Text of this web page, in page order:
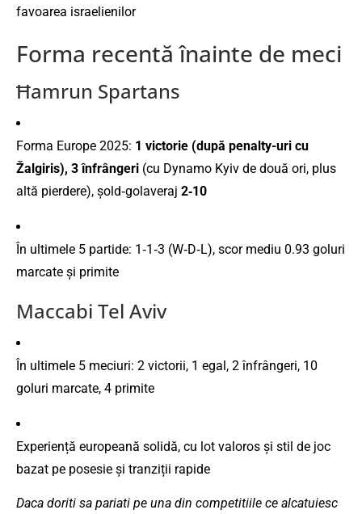
favoarea israelienilor
Forma recentă înainte de meci
Ħamrun Spartans
Forma Europe 2025: 1 victorie (după penalty-uri cu
Žalgiris), 3 înfrângeri (cu Dynamo Kyiv de două ori, plus
altă pierdere), șold‑golaveraj 2‑10
În ultimele 5 partide: 1‑1‑3 (W‑D‑L), scor mediu 0.93 goluri
marcate și primite
Maccabi Tel Aviv
În ultimele 5 meciuri: 2 victorii, 1 egal, 2 înfrângeri, 10
goluri marcate, 4 primite
Experiență europeană solidă, cu lot valoros și stil de joc
bazat pe posesie și tranziții rapide
Daca doriti sa pariati pe una din competitiile ce alcatuiesc